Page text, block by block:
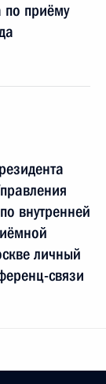
приёму
внутренней
личный
связи